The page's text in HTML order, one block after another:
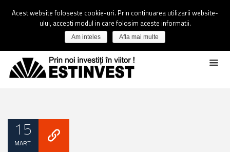
15
MART.
Acest website foloseste cookie-uri. Prin continuarea utilizarii website-
ului, accepti modul in care folosim aceste informatii.
Am inteles Afla mai multe